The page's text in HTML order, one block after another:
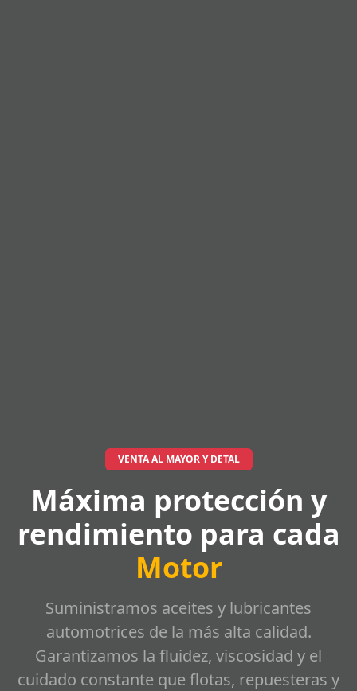
VENTA AL MAYOR Y DETAL
Máxima protección y
rendimiento para cada
Motor
Suministramos aceites y lubricantes
automotrices de la más alta calidad.
Garantizamos la fluidez, viscosidad y el
cuidado constante que flotas, repuesteras y